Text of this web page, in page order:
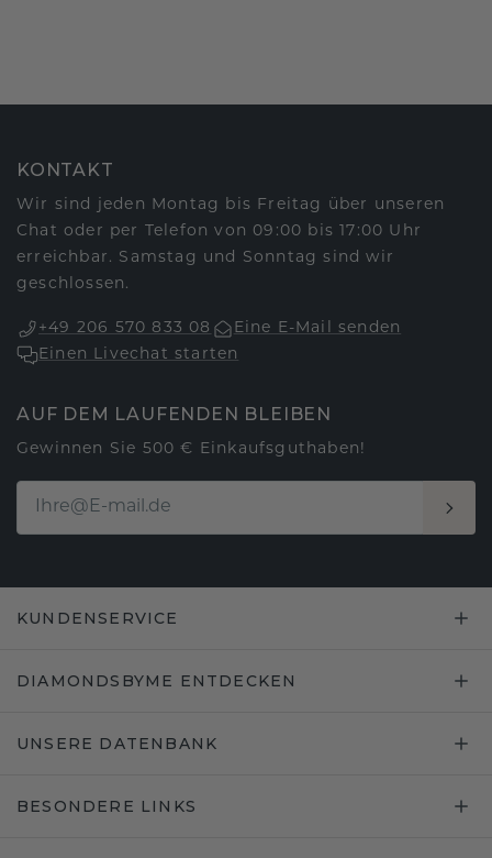
KONTAKT
Wir sind jeden Montag bis Freitag über unseren
Chat oder per Telefon von 09:00 bis 17:00 Uhr
erreichbar. Samstag und Sonntag sind wir
geschlossen.
+49 206 570 833 08
Eine E-Mail senden
Einen Livechat starten
AUF DEM LAUFENDEN BLEIBEN
Gewinnen Sie 500 € Einkaufsguthaben!
KUNDENSERVICE
DIAMONDSBYME ENTDECKEN
UNSERE DATENBANK
BESONDERE LINKS